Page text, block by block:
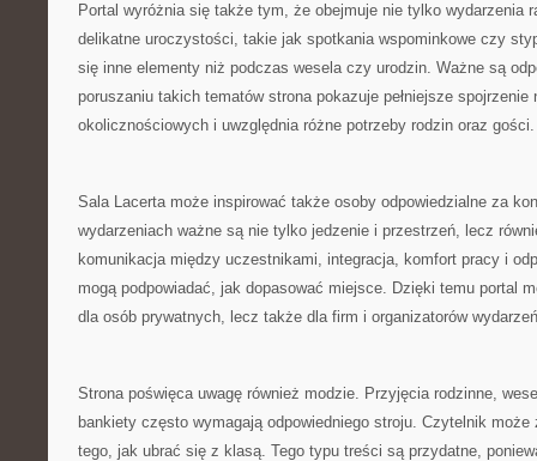
Portal wyróżnia się także tym, że obejmuje nie tylko wydarzenia
delikatne uroczystości, takie jak spotkania wspominkowe czy
się inne elementy niż podczas wesela czy urodzin. Ważne są
poruszaniu takich tematów strona pokazuje pełniejsze spojrzenie
okolicznościowych i uwzględnia różne potrzeby rodzin oraz gości.
Sala Lacerta może inspirować także osoby odpowiedzialne za
wydarzeniach ważne są nie tylko jedzenie i przestrzeń, lecz
komunikacja między uczestnikami, integracja, komfort pracy i
mogą podpowiadać, jak dopasować miejsce. Dzięki temu portal
dla osób prywatnych, lecz także dla firm i organizatorów
Strona poświęca uwagę również modzie. Przyjęcia rodzinne,
bankiety często wymagają odpowiedniego stroju. Czytelnik
tego, jak ubrać się z klasą. Tego typu treści są przydatne,